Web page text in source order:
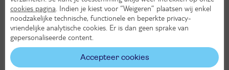
Hoofdstad van Italië
Rome
Munteenheid
Euro
cookies pagina . Indien je kiest voor “Weigeren” plaatsen wij enkel
noodzakelijke technische, functionele en beperkte privacy-
vriendelijke analytische cookies. Er is dan geen sprake van
gepersonaliseerde content.
Accepteer cookies